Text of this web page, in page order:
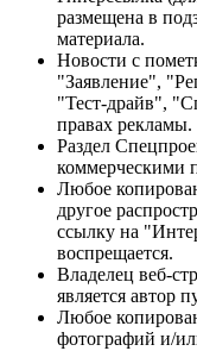
размещена в
материала.
Новости с
"Заявление",
"Тест-драйв",
правах рекламы.
Раздел
коммерческими
Любое
другое
ссылку на
воспрещается.
Владелец веб-
является автор
Любое
фотографий и/